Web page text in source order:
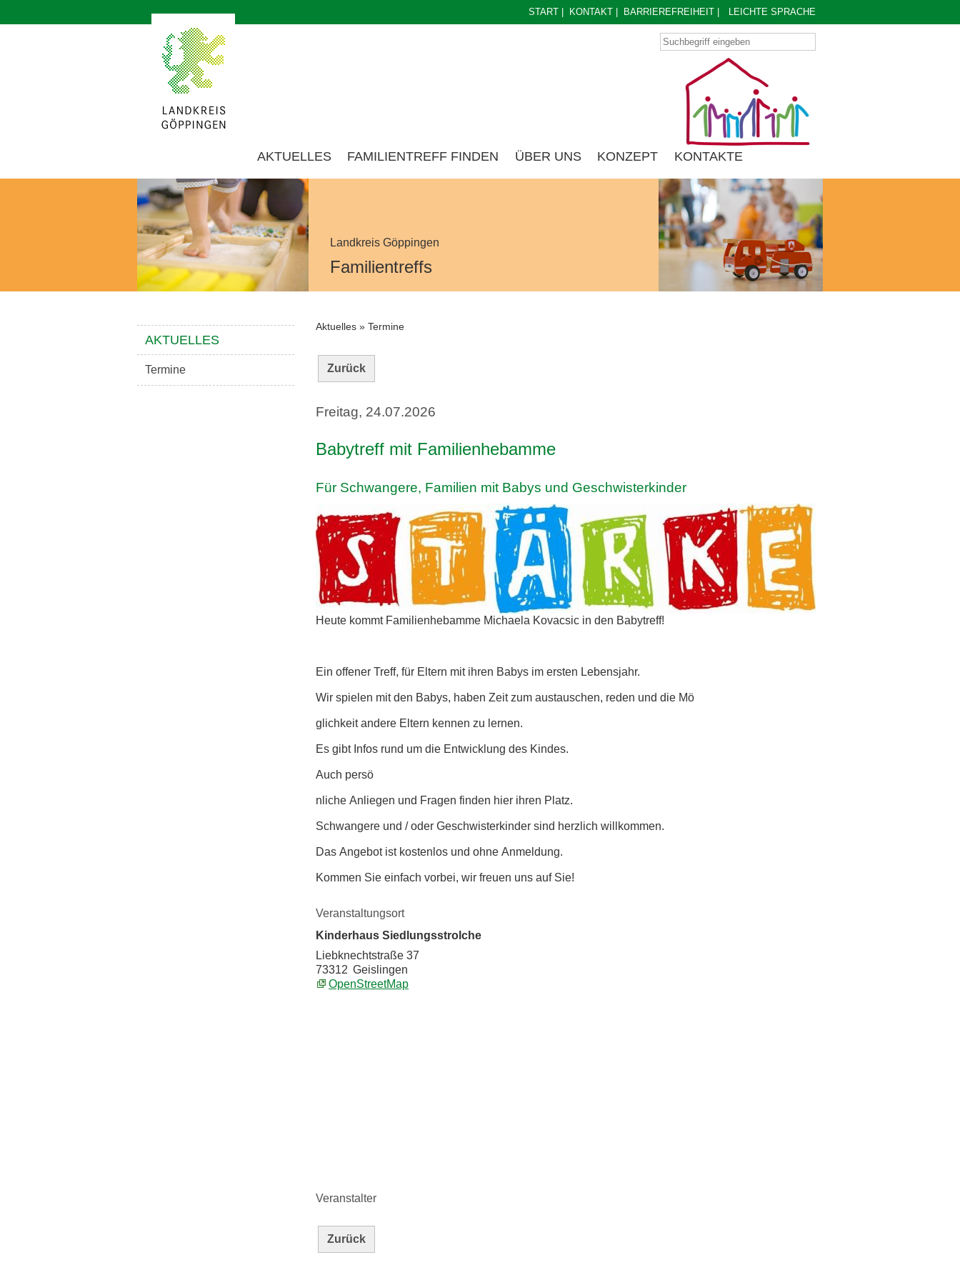
START KONTAKT BARRIEREFREIHEIT LEICHTE SPRACHE
AKTUELLES FAMILIENTREFF FINDEN ÜBER UNS KONZEPT KONTAKTE
Landkreis Göppingen
Familientreffs
AKTUELLES
Termine
Aktuelles » Termine
Zurück
Freitag, 24.07.2026
Babytreff mit Familienhebamme
Für Schwangere, Familien mit Babys und Geschwisterkinder
Heute kommt Familienhebamme Michaela Kovacsic in den Babytreff!
Ein offener Treff, für Eltern mit ihren Babys im ersten Lebensjahr.
Wir spielen mit den Babys, haben Zeit zum austauschen, reden und die Mö
glichkeit andere Eltern kennen zu lernen.
Es gibt Infos rund um die Entwicklung des Kindes.
Auch persö
nliche Anliegen und Fragen finden hier ihren Platz.
Schwangere und / oder Geschwisterkinder sind herzlich willkommen.
Das Angebot ist kostenlos und ohne Anmeldung.
Kommen Sie einfach vorbei, wir freuen uns auf Sie!
Veranstaltungsort
Kinderhaus Siedlungsstrolche
Liebknechtstraße 37
73312 Geislingen
OpenStreetMap
Veranstalter
Zurück